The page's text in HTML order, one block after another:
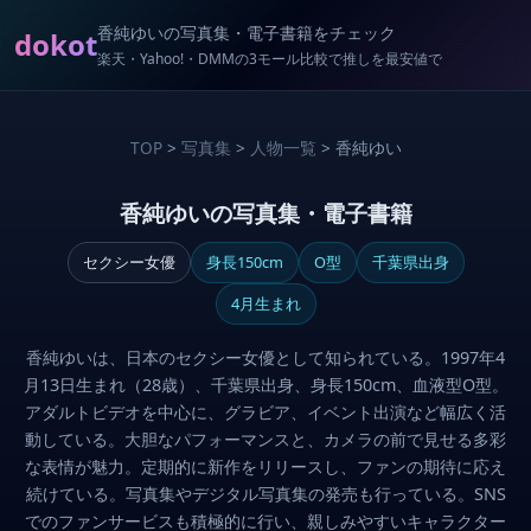
dokot香純ゆいの写真集・電子書籍をチェック
楽天・Yahoo!・DMMの3モール比較で推しを最安値で
TOP> 写真集 > 人物一覧 > 香純ゆい
香純ゆいの写真集・電子書籍
セクシー女優 身長150cm O型
千葉県出身
4月生まれ
香純ゆいは、日本のセクシー女優として知られている。1997年4
月13日生まれ（28歳）、千葉県出身、身長150cm、血液型O型。
アダルトビデオを中心に、グラビア、イベント出演など幅広く活
動している。大胆なパフォーマンスと、カメラの前で見せる多彩
な表情が魅力。定期的に新作をリリースし、ファンの期待に応え
続けている。写真集やデジタル写真集の発売も行っている。SNS
でのファンサービスも積極的に行い、親しみやすいキャラクター